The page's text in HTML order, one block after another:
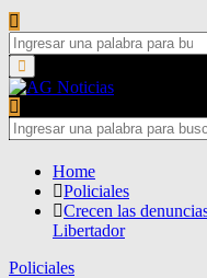
Search
for:Primary
Menu
Search
for:
Home
Policiales
Crecen las
Libertador
Policiales